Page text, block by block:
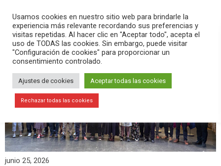
search menu pause PLAY
junio 25, 2026
Usamos cookies en nuestro sitio web para brindarle la
experiencia más relevante recordando sus preferencias y
visitas repetidas. Al hacer clic en "Aceptar todo", acepta el
uso de TODAS las cookies. Sin embargo, puede visitar
"Configuración de cookies" para proporcionar un
consentimiento controlado.
Ajustes de cookies Aceptar todas las cookies
Rechazar todas las cookies